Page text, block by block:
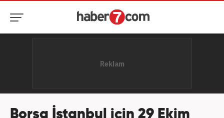
Borsa İstanbul için 29 Ekim